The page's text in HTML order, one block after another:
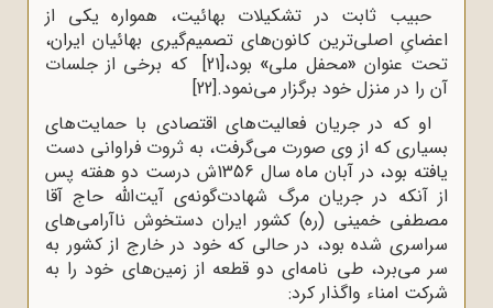
حبیب ثابت در تشکیلات بهائیت، همواره یکی از
اعضایِ اصلی‌ترین کانون‌های تصمیم‌گیری بهائیان ایران،
تحت عنوان «محفل ملی» بود،[21] که برخی از جلسات
آن را در منزل خود برگزار می‌نمود.[22]
او که در جریان فعالیت‌های اقتصادی با حمایت‌های
بسیاری که از وی صورت می‌گرفت، به ثروت فراوانی دست
یافته بود، در آبان ماه سال 1356ش درست دو هفته پس
از آنکه در جریان مرگ شهادت‌گونه‌ی آیت‌الله حاج آقا
مصطفی خمینی (ره) کشور ایران دستخوش ناآرامی‌های
سراسری شده بود، در حالی که خود در خارج از کشور به
سر می‌برد، طی نامه‌ای دو قطعه از زمین‌های خود را به
شرکت امناء واگذار کرد: